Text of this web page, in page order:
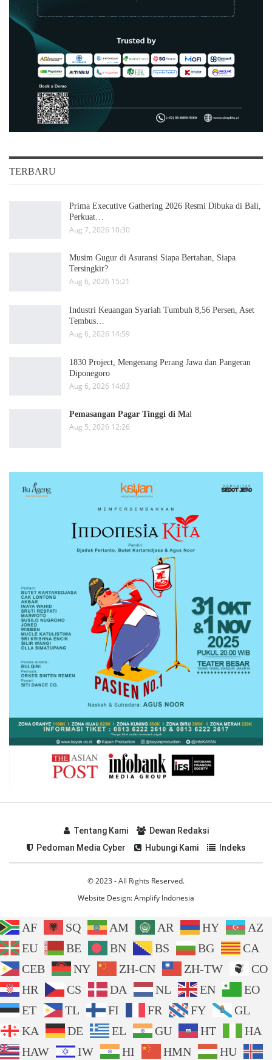
TERBARU
Prima Executive Gathering 2026 Resmi Dibuka di Bali,
Perkuat…
Aug 7, 2026 10:30
Musim Gugur di Asuransi Siapa Bertahan, Siapa
Tersingkir?
Aug 6, 2026 15:21
Industri Keuangan Syariah Tumbuh 8,56 Persen, Aset
Tembus…
Aug 6, 2026 14:59
1830 Project, Mengenang Perang Jawa dan Pangeran
Diponegoro
Aug 6, 2026 14:03
Pemasangan Pagar Tinggi di Mal
Aug 5, 2026 12:26
Tentang Kami
Dewan Redaksi
Pedoman Media Cyber
Hubungi Kami Indeks
© 2023 - All Rights Reserved.
Website Design:Amplify Indonesia
AF SQ AM AR HY
AZ
EU
BE BN BS BG
CA
CEB
NY ZH-CN ZH-TW
CO
HR
CS DA NL EN
EO
ET
TL FI FR FY
GL
KA
DE EL GU HT
HA
HAW
IW HI HMN HU